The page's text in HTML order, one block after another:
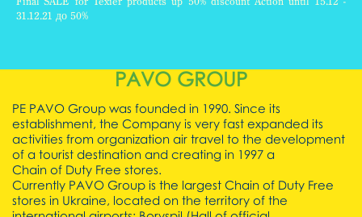
31.12.21 до 50%
ALL
PAVO GROUP
PE PAVO Group was founded in 1990. Since its
establishment, the Company is very fast expanded its
activities from organization air travel to the development
of a tourist destination and creating in 1997 a
Chain of Duty Free stores.
Currently PAVO Group is the largest Chain of Duty Free
stores in Ukraine, located on the territory of the